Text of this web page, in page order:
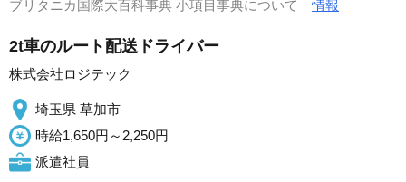
ブリタニカ国際大百科事典 小項目事典について情報
2t車のルート配送ドライバー
株式会社ロジテック
埼玉県 草加市
時給1,650円～2,250円
派遣社員